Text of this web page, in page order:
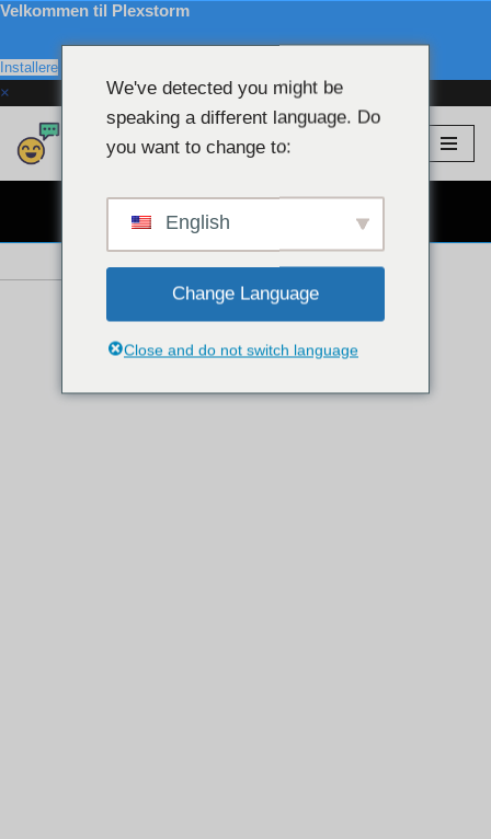
Velkommen til Plexstorm
Installere
×
Gå
Plexstorm 💖 VIP modeller
GRATIS WEBCAM CHAT 👉
We've detected you might be
speaking a different language. Do
you want to change to:
English
Change Language
Close and do not switch language